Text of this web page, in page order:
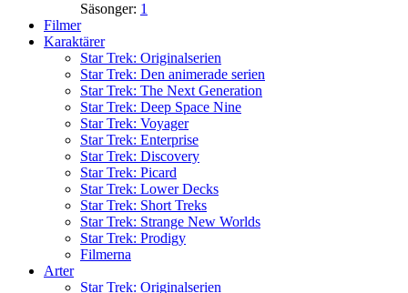
Säsonger: 1
Filmer
Karaktärer
Star Trek: Originalserien
Star Trek: Den animerade serien
Star Trek: The Next Generation
Star Trek: Deep Space Nine
Star Trek: Voyager
Star Trek: Enterprise
Star Trek: Discovery
Star Trek: Picard
Star Trek: Lower Decks
Star Trek: Short Treks
Star Trek: Strange New Worlds
Star Trek: Prodigy
Filmerna
Arter
Star Trek: Originalserien